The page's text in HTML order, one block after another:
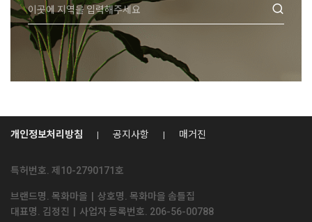
개인정보처리방침 공지사항 매거진
특허번호. 제10-2790171호
브랜드명. 목화마을
상호명. 목화마을 솜틀집
대표명. 김정진
사업자 등록번호. 206-56-00788